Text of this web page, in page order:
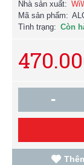
Nhà sản xuất:
Mã sản phẩm:
Tình trạng: Còn
-